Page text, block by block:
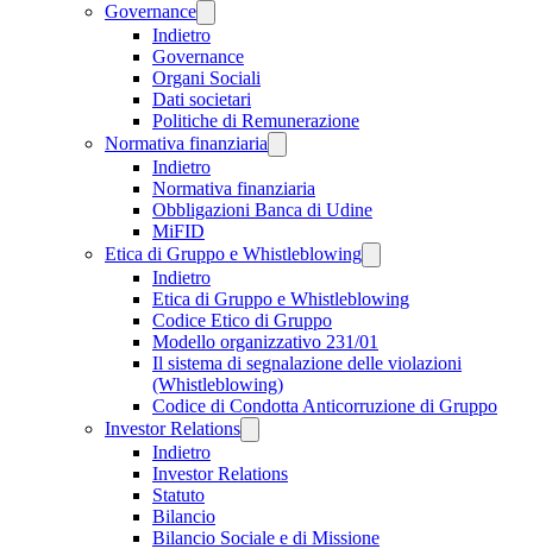
Governance
Indietro
Governance
Organi Sociali
Dati societari
Politiche di Remunerazione
Normativa finanziaria
Indietro
Normativa finanziaria
Obbligazioni Banca di Udine
MiFID
Etica di Gruppo e Whistleblowing
Indietro
Etica di Gruppo e Whistleblowing
Codice Etico di Gruppo
Modello organizzativo 231/01
Il sistema di segnalazione delle violazioni
(Whistleblowing)
Codice di Condotta Anticorruzione di Gruppo
Investor Relations
Indietro
Investor Relations
Statuto
Bilancio
Bilancio Sociale e di Missione